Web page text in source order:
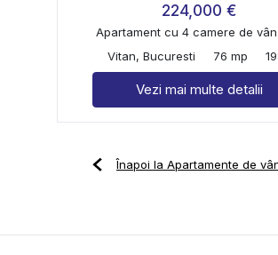
224,000 €
Apartament cu 4 camere de
Vitan, Bucuresti
76 mp
Vezi mai multe detalii
Înapoi la Apartamente de